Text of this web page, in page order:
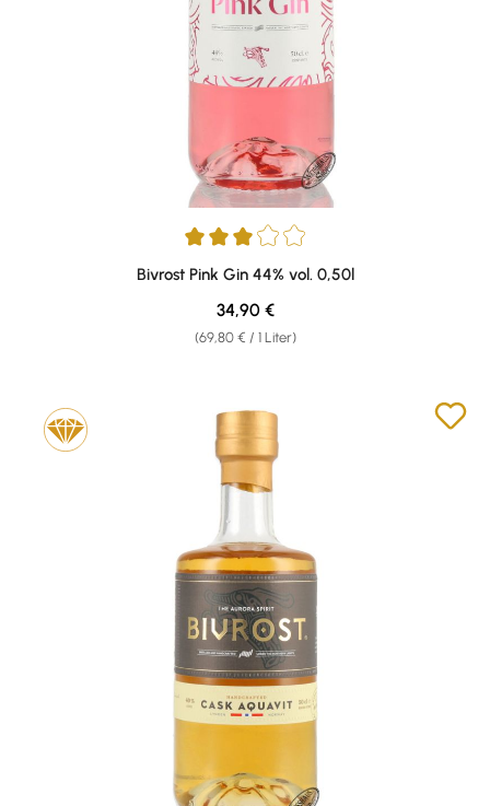
Durchschnittliche Bewertung von 3 von 5 Sternen
Bivrost Pink Gin 44% vol. 0,50l
(69,80 € / 1 Liter)
Regulärer Preis:
34,90 €